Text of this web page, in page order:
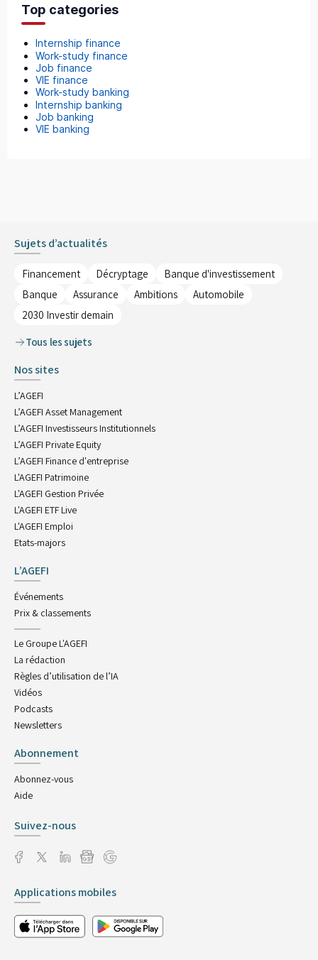
Top categories
Internship finance
Work-study finance
Job finance
VIE finance
Work-study banking
Internship banking
Job banking
VIE banking
Sujets d’actualités
Financement Décryptage
Banque d'investissement
Banque
Assurance Ambitions
Automobile
2030 Investir demain
Tous les sujets
Nos sites
L’AGEFI
L’AGEFI Asset Management
L’AGEFI Investisseurs Institutionnels
L’AGEFI Private Equity
L’AGEFI Finance d'entreprise
L'AGEFI Patrimoine
L'AGEFI Gestion Privée
L'AGEFI ETF Live
L'AGEFI Emploi
Etats-majors
L’AGEFI
Événements
Prix & classements
Le Groupe L'AGEFI
La rédaction
Règles d’utilisation de l’IA
Vidéos
Podcasts
Newsletters
Abonnement
Abonnez-vous
Aide
Suivez-nous
Applications mobiles